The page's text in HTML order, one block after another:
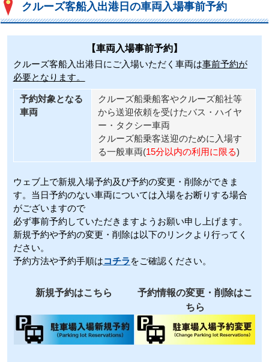
クルーズ客船入出港日の車両入場事前予約
【車両入場事前予約】
クルーズ客船入出港日にご入場いただく車両は事前予約が
必要となります。
予約対象となる
車両
クルーズ船乗船客やクルーズ船社等
から送迎依頼を受けたバス・ハイヤ
ー・タクシー車両
クルーズ船乗客送迎のために入場す
る一般車両(15分以内の利用に限る)
ウェブ上で新規入場予約及び予約の変更・削除ができま
す。当日予約のない車両については入場をお断りする場合
がございますので
必ず事前予約していただきますようお願い申し上げます。
新規予約や予約の変更・削除は以下のリンクより行ってく
ださい。
予約方法や予約手順はコチラをご確認ください。
新規予約はこちら
予約情報の変更・削除はこ
ちら